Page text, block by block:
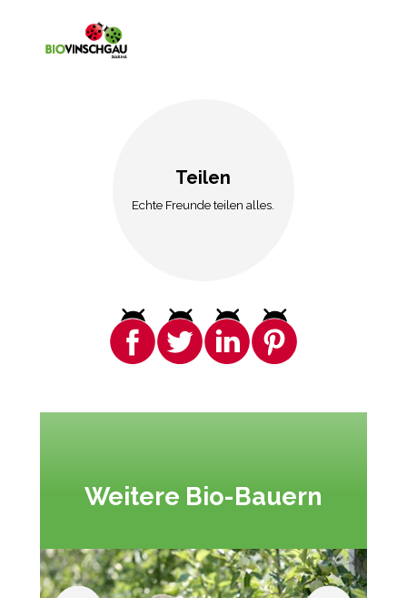
Teilen
Echte Freunde teilen alles.
Weitere Bio-Bauern